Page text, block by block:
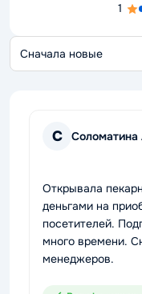
1
С Соломатина
Открывала
деньгами на
посетителей.
много времени.
менеджеров.